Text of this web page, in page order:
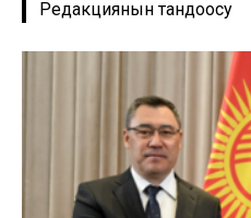
Редакциянын тандоосу